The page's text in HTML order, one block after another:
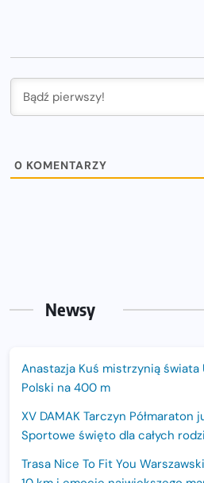
0 KOMENTARZY
Newsy
Anastazja Kuś mistrzynią świata
Polski na 400 m
XV DAMAK Tarczyn Półmaraton
Sportowe święto dla całych
Trasa Nice To Fit You